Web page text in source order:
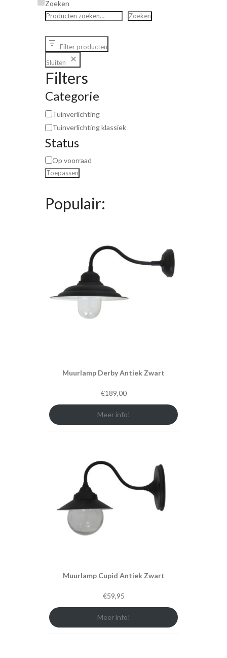
Zoeken
Zoeken
Filter producten
Sluiten
Filters
Categorie
Tuinverlichting
Tuinverlichting klassiek
Status
Op voorraad
Toepassen
Populair:
Muurlamp Derby Antiek Zwart
€189,00
Meer info!
Muurlamp Cupid Antiek Zwart
€59,95
Meer info!